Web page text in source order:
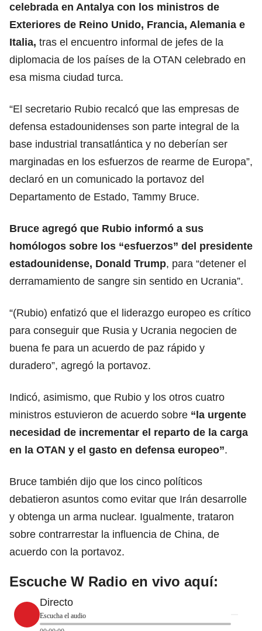
celebrada en Antalya con los ministros de
Exteriores de Reino Unido, Francia, Alemania e
Italia, tras el encuentro informal de jefes de la
diplomacia de los países de la OTAN celebrado en
esa misma ciudad turca.
“El secretario Rubio recalcó que las empresas de
defensa estadounidenses son parte integral de la
base industrial transatlántica y no deberían ser
marginadas en los esfuerzos de rearme de Europa”,
declaró en un comunicado la portavoz del
Departamento de Estado, Tammy Bruce.
Bruce agregó que Rubio informó a sus
homólogos sobre los “esfuerzos” del presidente
estadounidense, Donald Trump, para “detener el
derramamiento de sangre sin sentido en Ucrania”.
“(Rubio) enfatizó que el liderazgo europeo es crítico
para conseguir que Rusia y Ucrania negocien de
buena fe para un acuerdo de paz rápido y
duradero”, agregó la portavoz.
Indicó, asimismo, que Rubio y los otros cuatro
ministros estuvieron de acuerdo sobre “la urgente
necesidad de incrementar el reparto de la carga
en la OTAN y el gasto en defensa europeo”.
Bruce también dijo que los cinco políticos
debatieron asuntos como evitar que Irán desarrolle
y obtenga un arma nuclear. Igualmente, trataron
sobre contrarrestar la influencia de China, de
acuerdo con la portavoz.
Escuche W Radio en vivo aquí:
Directo
Escucha el audio